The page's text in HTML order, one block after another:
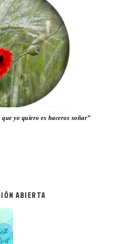
yo quiero es haceros soñar”
ABIERTA